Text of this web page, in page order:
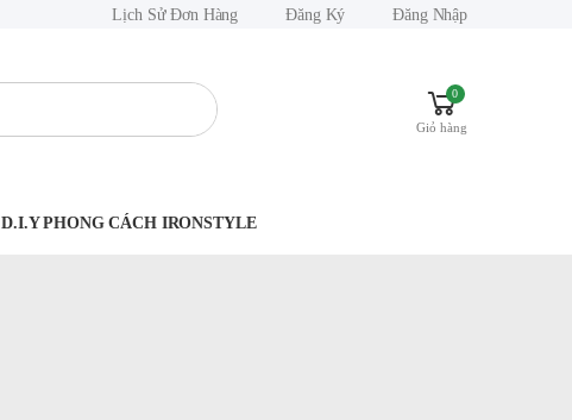
Lịch Sử Đơn Hàng Đăng Ký Đăng Nhập
0
Giỏ hàng
D.I.Y PHONG CÁCH IRONSTYLE